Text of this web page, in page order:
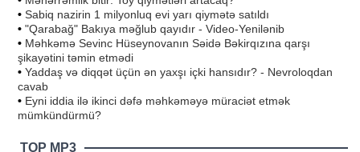
• Sabiq nazirin 1 milyonluq evi yarı qiymətə satıldı
• "Qarabağ" Bakıya məğlub qayıdır - Video-Yenilənib
• Məhkəmə Sevinc Hüseynovanın Səidə Bəkirqızına qarşı
şikayətini təmin etmədi
• Yaddaş və diqqət üçün ən yaxşı içki hansıdır? - Nevroloqdan
cavab
• Eyni iddia ilə ikinci dəfə məhkəməyə müraciət etmək
mümkündürmü?
TOP MP3